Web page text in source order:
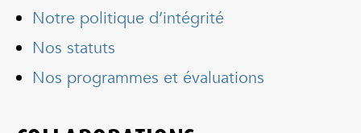
Notre politique d’intégrité
Nos statuts
Nos programmes et évaluations